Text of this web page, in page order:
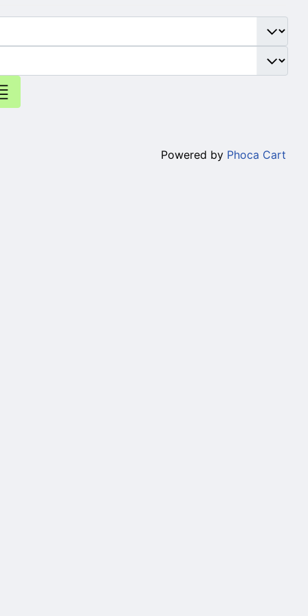
Powered by Phoca Cart